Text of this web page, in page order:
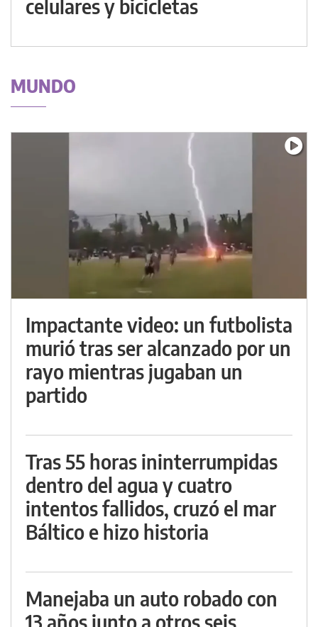
celulares y bicicletas
MUNDO
Impactante video: un futbolista
murió tras ser alcanzado por un
rayo mientras jugaban un
partido
Tras 55 horas ininterrumpidas
dentro del agua y cuatro
intentos fallidos, cruzó el mar
Báltico e hizo historia
Manejaba un auto robado con
13 años junto a otros seis